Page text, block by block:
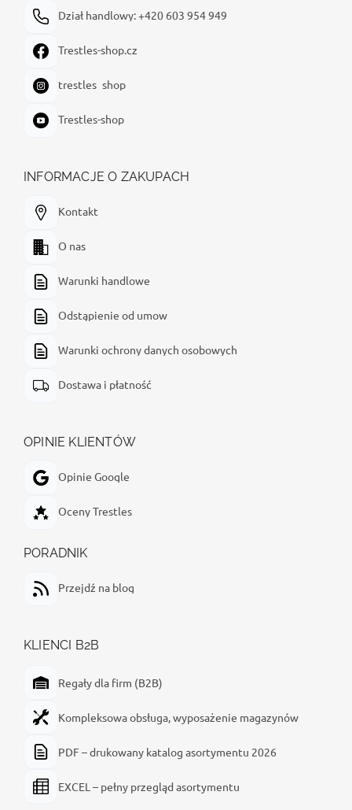
Dział handlowy: +420 603 954 949
Trestles-shop.cz
trestles_shop
Trestles-shop
INFORMACJE O ZAKUPACH
Kontakt
O nas
Warunki handlowe
Odstąpienie od umow
Warunki ochrony danych osobowych
Dostawa i płatność
OPINIE KLIENTÓW
Opinie Google
Oceny Trestles
PORADNIK
Przejdź na blog
KLIENCI B2B
Regały dla firm (B2B)
Kompleksowa obsługa, wyposażenie magazynów
PDF – drukowany katalog asortymentu 2026
EXCEL – pełny przegląd asortymentu